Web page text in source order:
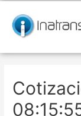
contenido
de
entradas